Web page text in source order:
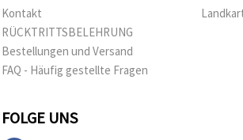
Kontakt
RÜCKTRITTSBELEHRUNG
Bestellungen und Versand
FAQ - Häufig gestellte Fragen
FOLGE UNS